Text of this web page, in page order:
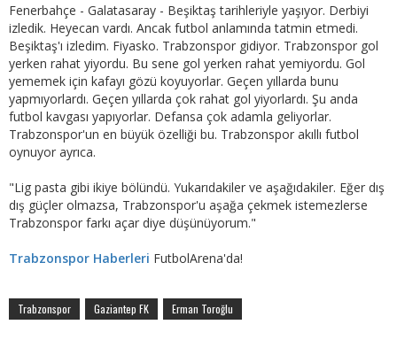
Fenerbahçe - Galatasaray - Beşiktaş tarihleriyle yaşıyor. Derbiyi
izledik. Heyecan vardı. Ancak futbol anlamında tatmin etmedi.
Beşiktaş'ı izledim. Fiyasko. Trabzonspor gidiyor. Trabzonspor gol
yerken rahat yiyordu. Bu sene gol yerken rahat yemiyordu. Gol
yememek için kafayı gözü koyuyorlar. Geçen yıllarda bunu
yapmıyorlardı. Geçen yıllarda çok rahat gol yiyorlardı. Şu anda
futbol kavgası yapıyorlar. Defansa çok adamla geliyorlar.
Trabzonspor'un en büyük özelliği bu. Trabzonspor akıllı futbol
oynuyor ayrıca.
"Lig pasta gibi ikiye bölündü. Yukarıdakiler ve aşağıdakiler. Eğer dış
dış güçler olmazsa, Trabzonspor'u aşağa çekmek istemezlerse
Trabzonspor farkı açar diye düşünüyorum."
Trabzonspor Haberleri FutbolArena'da!
Trabzonspor Gaziantep FK Erman Toroğlu